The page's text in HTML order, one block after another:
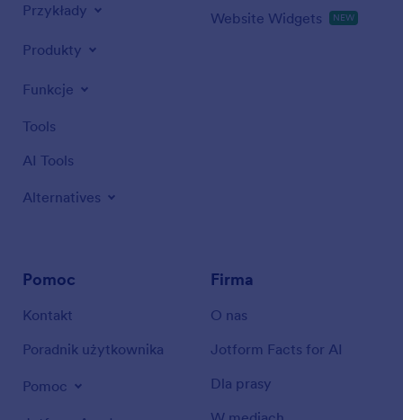
Przykłady
Produkty
Funkcje
Tools
AI Tools
Alternatives
Website Widgets NEW
Pomoc
Kontakt
Poradnik użytkownika
Pomoc
Firma
O nas
Jotform Facts for AI
Dla prasy